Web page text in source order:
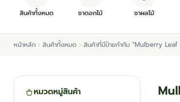
สินค้าทั้งหมด ชาดอกไม้ ชาผลไม้
หน้าหลัก สินค้าทั้งหมด สินค้าที่มีป้ายกำกับ “Mulberry Leaf
หมวดหมู่สินค้า